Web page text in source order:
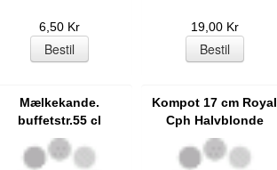
6,50 Kr 19,00 Kr
Mælkekande.
buffetstr.55 cl
Kompot 17 cm Royal
Cph Halvblonde